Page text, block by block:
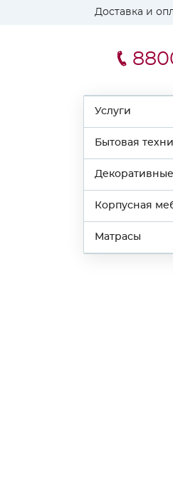
Доставка и
Услуги
Бытовая
Корпусная
Матрасы